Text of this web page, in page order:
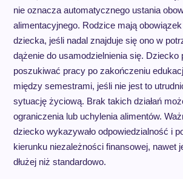
nie oznacza automatycznego ustania
alimentacyjnego. Rodzice mają
dziecka, jeśli nadal znajduje się ono w
dążenie do usamodzielnienia się. Dziecko
poszukiwać pracy po zakończeniu
między semestrami, jeśli nie jest to
sytuację życiową. Brak takich działań
ograniczenia lub uchylenia alimentów.
dziecko wykazywało odpowiedzialność i
kierunku niezależności finansowej, nawet
dłużej niż standardowo.